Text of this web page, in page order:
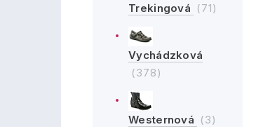
Trekingová (71)
Vychádzková
(378)
Westernová (3)